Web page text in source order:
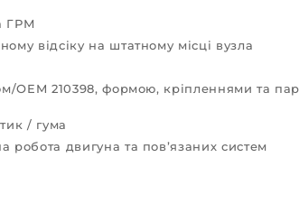
ГРМ
відсіку на штатному місці вузла
OEM 210398, формою, кріпленнями та
/ гума
робота двигуна та пов’язаних систем